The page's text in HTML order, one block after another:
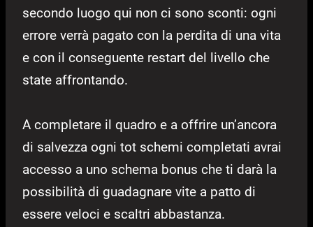
secondo luogo qui non ci sono sconti: ogni
errore verrà pagato con la perdita di una vita
e con il conseguente restart del livello che
state affrontando.
A completare il quadro e a offrire un’ancora
di salvezza ogni tot schemi completati avrai
accesso a uno schema bonus che ti darà la
possibilità di guadagnare vite a patto di
essere veloci e scaltri abbastanza.